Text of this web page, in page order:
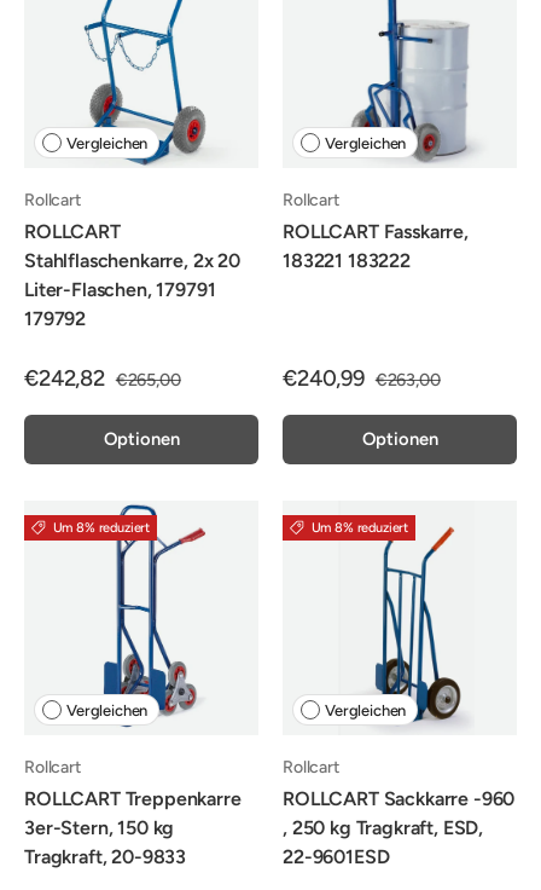
Vergleichen
Rollcart
ROLLCART
Stahlflaschenkarre, 2x 20
Liter-Flaschen, 179791
179792
€242,82 €265,00
Optionen
Vergleichen
Rollcart
ROLLCART Fasskarre,
183221 183222
€240,99 €263,00
Optionen
Um 8% reduziert
Vergleichen
Rollcart
ROLLCART Treppenkarre
3er-Stern, 150 kg
Tragkraft, 20-9833
Um 8% reduziert
Vergleichen
Rollcart
ROLLCART Sackkarre -960
, 250 kg Tragkraft, ESD,
22-9601ESD